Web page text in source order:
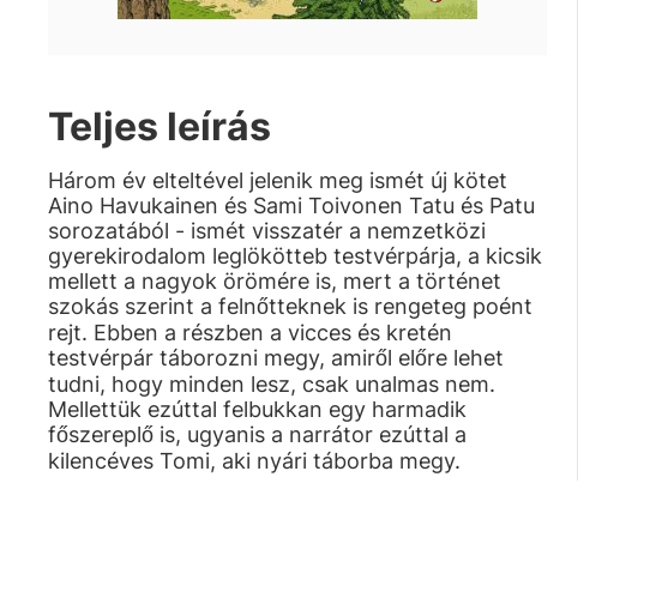
Teljes leírás
Három év elteltével jelenik meg ismét új kötet
Aino Havukainen és Sami Toivonen Tatu és Patu
sorozatából - ismét visszatér a nemzetközi
gyerekirodalom leglökötteb testvérpárja, a kicsik
mellett a nagyok örömére is, mert a történet
szokás szerint a felnőtteknek is rengeteg poént
rejt. Ebben a részben a vicces és kretén
testvérpár táborozni megy, amiről előre lehet
tudni, hogy minden lesz, csak unalmas nem.
Mellettük ezúttal felbukkan egy harmadik
főszereplő is, ugyanis a narrátor ezúttal a
kilencéves Tomi, aki nyári táborba megy.